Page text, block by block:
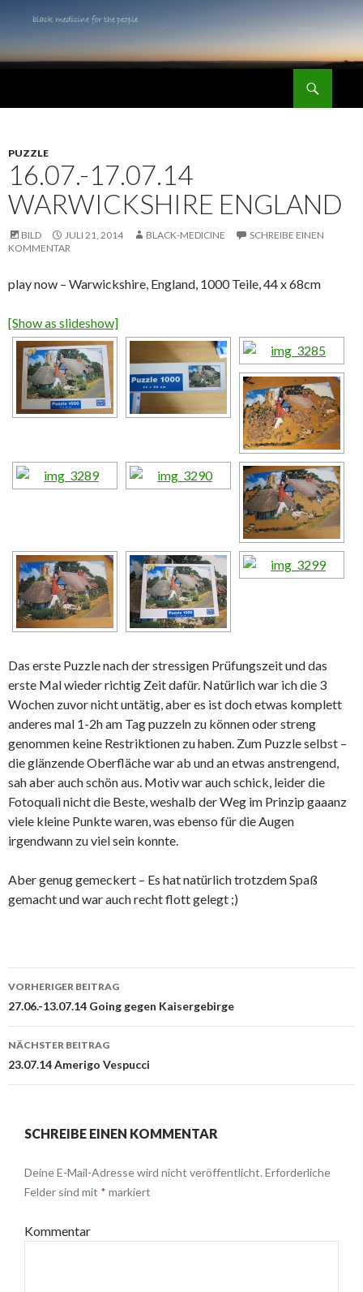
PUZZLE
16.07.-17.07.14
WARWICKSHIRE ENGLAND
BILD JULI 21, 2014 BLACK-MEDICINE
SCHREIBE EINEN
KOMMENTAR
play now – Warwickshire, England, 1000 Teile, 44 x 68cm
[Show as slideshow]
Das erste Puzzle nach der stressigen Prüfungszeit und das
erste Mal wieder richtig Zeit dafür. Natürlich war ich die 3
Wochen zuvor nicht untätig, aber es ist doch etwas komplett
anderes mal 1-2h am Tag puzzeln zu können oder streng
genommen keine Restriktionen zu haben. Zum Puzzle selbst –
die glänzende Oberfläche war ab und an etwas anstrengend,
sah aber auch schön aus. Motiv war auch schick, leider die
Fotoquali nicht die Beste, weshalb der Weg im Prinzip gaaanz
viele kleine Punkte waren, was ebenso für die Augen
irgendwann zu viel sein konnte.
Aber genug gemeckert – Es hat natürlich trotzdem Spaß
gemacht und war auch recht flott gelegt ;)
Beitrags-
Navigation
VORHERIGER BEITRAG
27.06.-13.07.14 Going gegen Kaisergebirge
NÄCHSTER BEITRAG
23.07.14 Amerigo Vespucci
SCHREIBE EINEN KOMMENTAR
Deine E-Mail-Adresse wird nicht veröffentlicht. Erforderliche
Felder sind mit * markiert
Kommentar